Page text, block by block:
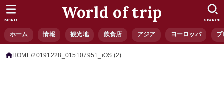
World of trip
ホーム 情報 観光地 飲食店 アジア ヨーロッパ プ
SEARCH
MENU
HOME 20191228_015107951_iOS (2)